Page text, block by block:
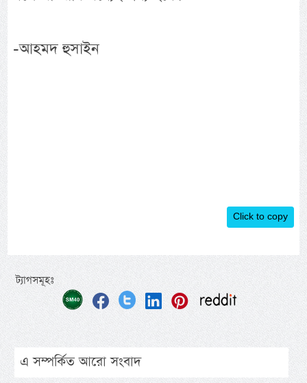
-আহমদ হুসাইন
Click to copy
ট্যাগসমূহঃ
এ সম্পর্কিত আরো সংবাদ